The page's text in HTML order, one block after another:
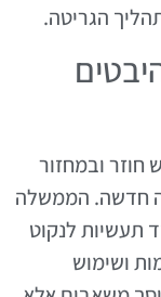
הגריטה.
חוזר ובמחזור
חדשה. הממשלה
תעשיות לנקוט
ושימוש